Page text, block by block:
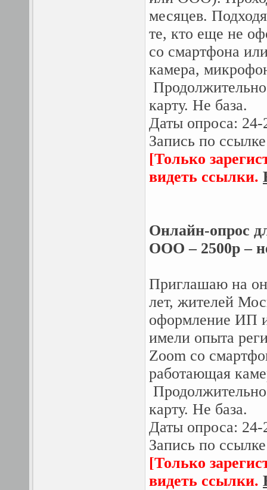
месяцев.
те, кто еще не
со смартфона
камера,
карту. Не база.
Даты опроса: 24-
Запись по
[Только
видеть ссылки.
Онлайн-опрос
ООО – 2500р –
Приглашаю на
лет, жителей
оформление ИП
имели опыта
Zoom со
работающая
карту. Не база.
Даты опроса: 24-
Запись по
[Только
видеть ссылки.